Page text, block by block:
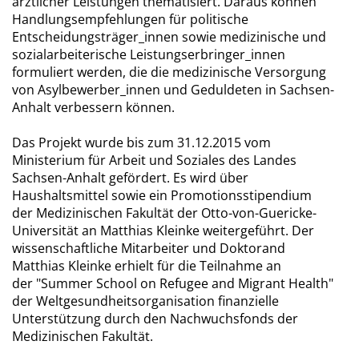
Handlungsempfehlungen für politische
Entscheidungsträger_innen sowie medizinische und
sozialarbeiterische Leistungserbringer_innen
formuliert werden, die die medizinische Versorgung
von Asylbewerber_innen und Geduldeten in Sachsen-
Anhalt verbessern können.
Das Projekt wurde bis zum 31.12.2015 vom
Ministerium für Arbeit und Soziales des Landes
Sachsen-Anhalt gefördert. Es wird über
Haushaltsmittel sowie ein Promotionsstipendium
der Medizinischen Fakultät der Otto-von-Guericke-
Universität an Matthias Kleinke weitergeführt. Der
wissenschaftliche Mitarbeiter und Doktorand
Matthias Kleinke erhielt für die Teilnahme an
der "Summer School on Refugee and Migrant Health"
der Weltgesundheitsorganisation finanzielle
Unterstützung durch den Nachwuchsfonds der
Medizinischen Fakultät.